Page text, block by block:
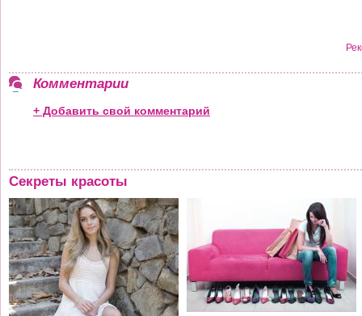
Комментарии
+ Добавить свой комментарий
Секреты красоты